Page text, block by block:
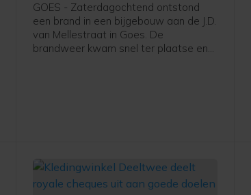
GOES - Zaterdagochtend ontstond
een brand in een bijgebouw aan de J.D.
van Mellestraat in Goes. De
brandweer kwam snel ter plaatse en